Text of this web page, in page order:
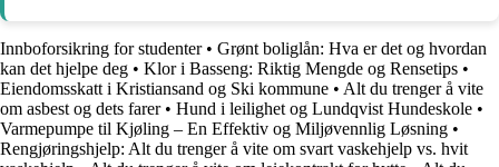
Innboforsikring for studenter• Grønt boliglån: Hva er det og hvordan
kan det hjelpe deg • Klor i Basseng: Riktig Mengde og Rensetips •
Eiendomsskatt i Kristiansand og Ski kommune • Alt du trenger å vite
om asbest og dets farer• Hund i leilighet og Lundqvist Hundeskole •
Varmepumpe til Kjøling – En Effektiv og Miljøvennlig Løsning •
Rengjøringshjelp: Alt du trenger å vite om svart vaskehjelp vs. hvit